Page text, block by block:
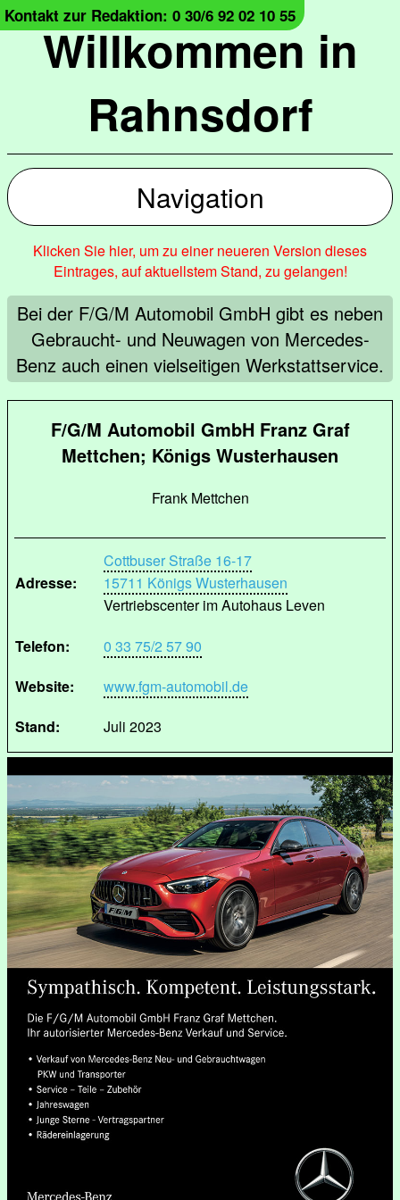
Willkommen in
Rahnsdorf
Kontakt zur Redaktion: 0 30/6 92 02 10 55
Navigation
Klicken Sie hier, um zu einer neueren Version dieses
Eintrages, auf aktuellstem Stand, zu gelangen!
Bei der F/G/M Automobil GmbH gibt es neben
Gebraucht- und Neuwagen von Mercedes-
Benz auch einen vielseitigen Werkstattservice.
F/G/M Automobil GmbH Franz Graf
Mettchen; Königs Wusterhausen
Frank Mettchen
Adresse:
Cottbuser Straße 16-17
15711 Königs Wusterhausen
Vertriebscenter im Autohaus Leven
Telefon:
0 33 75/2 57 90
Website:
www.fgm-automobil.de
Stand:
Juli 2023